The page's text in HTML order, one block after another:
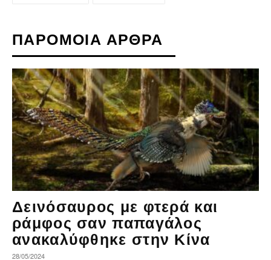
ΠΑΡΟΜΟΙΑ ΑΡΘΡΑ
Δεινόσαυρος με φτερά και
ράμφος σαν παπαγάλος
ανακαλύφθηκε στην Κίνα
28/05/2024